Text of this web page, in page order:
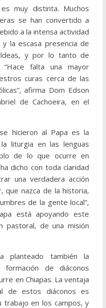
muy distinta. Muchos
se han convertido a
a la intensa actividad
la escasa presencia de
y por lo tanto de
“Hace falta una mayor
curas cerca de las
afirma Dom Edson
de Cachoeira, en el
hicieron al Papa es la
liturgia en las lenguas
de lo que ocurre en
dicho con toda claridad
una verdadera acción
que nazca de la historia,
de la gente local”,
está apoyando este
pastoral, de una misión
planteado también la
de diáconos
en Chiapas. La ventaja
de estos diáconos es
trabajo en los campos, y